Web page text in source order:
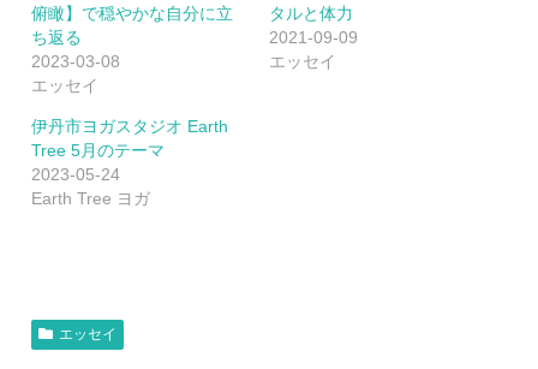
俯瞰】で穏やかな自分に立
ち返る
2023-03-08
エッセイ
タルと体力
2021-09-09
エッセイ
伊丹市ヨガスタジオ Earth
Tree 5月のテーマ
2023-05-24
Earth Tree ヨガ
エッセイ